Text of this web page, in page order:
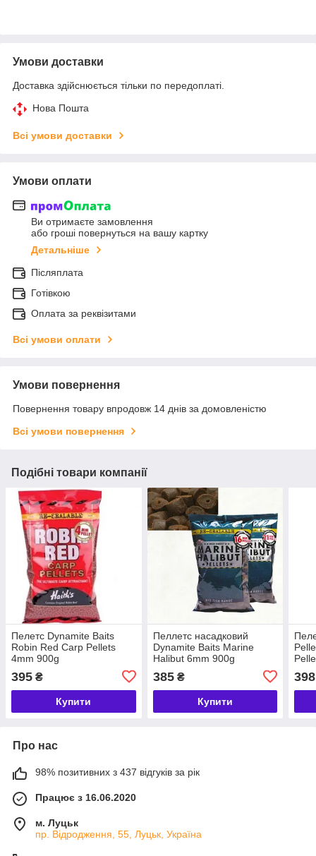
Умови доставки
Доставка здійснюється тільки по передоплаті.
Нова Пошта
Всі умови доставки
Умови оплати
Ви отримаєте замовлення
або гроші повернуться на вашу картку
Детальніше
Післяплата
Готівкою
Оплата за реквізитами
Всі умови оплати
Умови повернення
Повернення товару впродовж 14 днів за домовленістю
Всі умови повернення
Подібні товари компанії
Пелетс Dynamite Baits
Robin Red Carp Pellets
4mm 900g
395 ₴
Купити
Пеллетс насадковий
Dynamite Baits Marine
Halibut 6mm 900g
385₴
Купити
398
Про нас
98% позитивних з 437 відгуків за рік
Працює з 16.06.2020
м. Луцьк
пр. Відродження, 55, Луцьк, Україна